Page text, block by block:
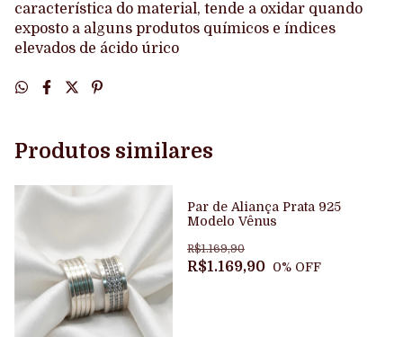
característica do material, tende a oxidar quando
exposto a alguns produtos químicos e índices
elevados de ácido úrico
Produtos similares
Par de Aliança Prata 925
Modelo Vênus
R$1.169,90
R$1.169,90
0% OFF